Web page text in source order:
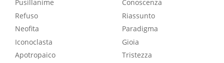
Pusillanime
Refuso
Neofita
Iconoclasta
Apotropaico
Conoscenza
Riassunto
Paradigma
Gioia
Tristezza